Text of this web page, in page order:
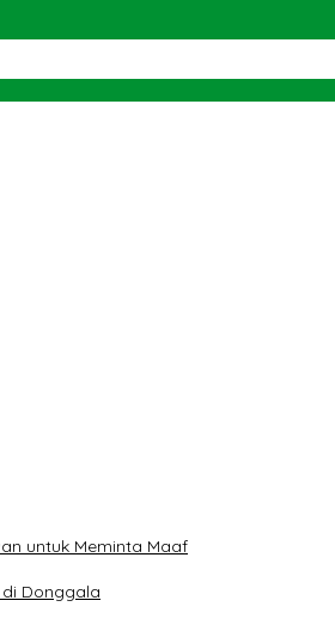
untuk Meminta Maaf
Donggala